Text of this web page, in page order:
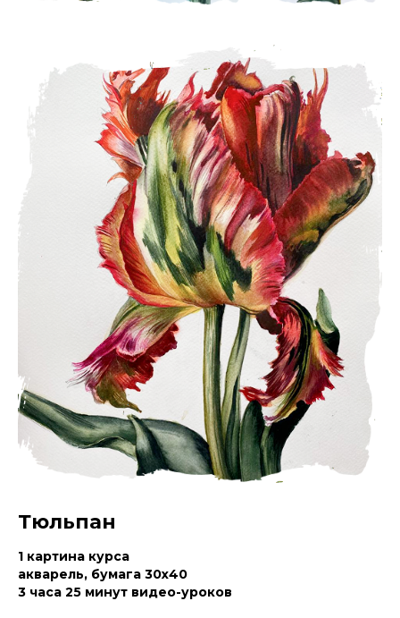
Тюльпан
1 картина курса
акварель, бумага 30х40
3 часа 25 минут видео-уроков